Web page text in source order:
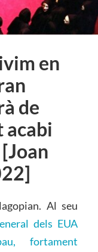
en
de
acabi
Al seu
dels EUA
fortament